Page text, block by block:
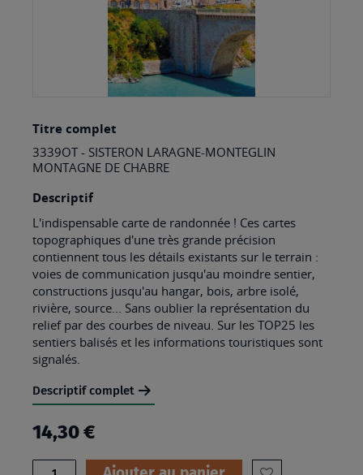
to
the
of
the
images
gallery
Titre complet
3339OT - SISTERON LARAGNE-MONTEGLIN
MONTAGNE DE CHABRE
Descriptif
L'indispensable carte de randonnée ! Ces cartes
topographiques d'une très grande précision
contiennent tous les détails existants sur le terrain :
voies de communication jusqu'au moindre sentier,
constructions jusqu'au hangar, bois, arbre isolé,
rivière, source... Sans oublier la représentation du
relief par des courbes de niveau. Sur les TOP25 les
sentiers balisés et les informations touristiques sont
signalés.
Descriptif complet
14,30 €
Quantité